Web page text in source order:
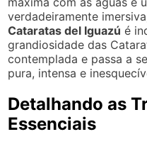
verdadeiramente
Cataratas del Iguazú é
grandiosidade das
contemplada e passa a
pura, intensa e
Detalhando as
Essenciais